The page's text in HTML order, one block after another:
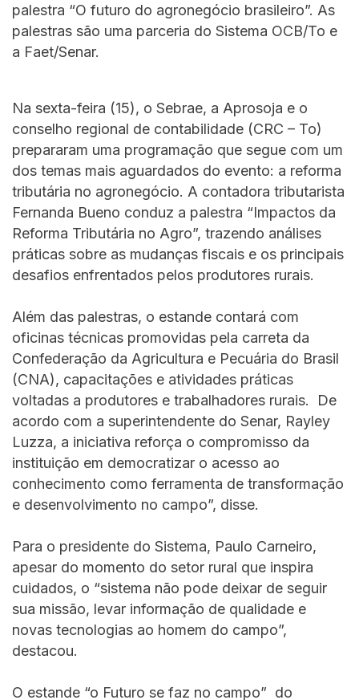
palestra “O futuro do agronegócio brasileiro”. As
palestras são uma parceria do Sistema OCB/To e
a Faet/Senar.
Na sexta-feira (15), o Sebrae, a Aprosoja e o
conselho regional de contabilidade (CRC – To)
prepararam uma programação que segue com um
dos temas mais aguardados do evento: a reforma
tributária no agronegócio. A contadora tributarista
Fernanda Bueno conduz a palestra “Impactos da
Reforma Tributária no Agro”, trazendo análises
práticas sobre as mudanças fiscais e os principais
desafios enfrentados pelos produtores rurais.
Além das palestras, o estande contará com
oficinas técnicas promovidas pela carreta da
Confederação da Agricultura e Pecuária do Brasil
(CNA), capacitações e atividades práticas
voltadas a produtores e trabalhadores rurais. De
acordo com a superintendente do Senar, Rayley
Luzza, a iniciativa reforça o compromisso da
instituição em democratizar o acesso ao
conhecimento como ferramenta de transformação
e desenvolvimento no campo”, disse.
Para o presidente do Sistema, Paulo Carneiro,
apesar do momento do setor rural que inspira
cuidados, o “sistema não pode deixar de seguir
sua missão, levar informação de qualidade e
novas tecnologias ao homem do campo”,
destacou.
O estande “o Futuro se faz no campo” do